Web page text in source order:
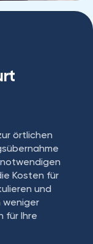
örtlichen
Kosten für
und
weniger
für Ihre